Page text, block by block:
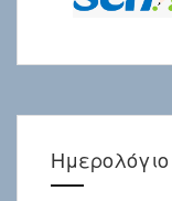
Ημερολόγιο